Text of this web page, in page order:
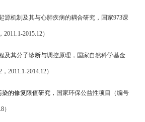
源机制及其与心肺疾病的耦合研究，国家973课
2011.1-2015.12）
及其分子诊断与调控原理，国家自然科学基金
， 2011.1-2014.12）
染的修复限值研究， 国家环保公益性项目（编号
）